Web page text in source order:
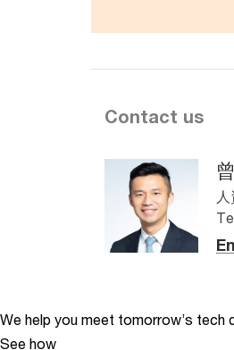
Contact us
We help you meet tomorrow’s tech
See how